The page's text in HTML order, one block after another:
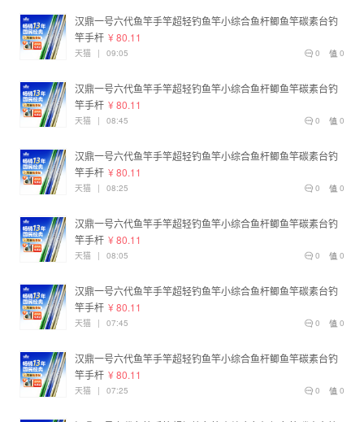
汉鼎一号六代鱼竿手竿超轻钓鱼竿小综合鱼杆鲫鱼竿碳素台钓
竿手杆 ¥ 80.11
0
0
天猫 | 09:05
汉鼎一号六代鱼竿手竿超轻钓鱼竿小综合鱼杆鲫鱼竿碳素台钓
竿手杆 ¥ 80.11
0
0
天猫 | 08:45
汉鼎一号六代鱼竿手竿超轻钓鱼竿小综合鱼杆鲫鱼竿碳素台钓
竿手杆 ¥ 80.11
0
0
天猫 | 08:25
汉鼎一号六代鱼竿手竿超轻钓鱼竿小综合鱼杆鲫鱼竿碳素台钓
竿手杆 ¥ 80.11
0
0
天猫 | 08:05
汉鼎一号六代鱼竿手竿超轻钓鱼竿小综合鱼杆鲫鱼竿碳素台钓
竿手杆 ¥ 80.11
0
0
天猫 | 07:45
汉鼎一号六代鱼竿手竿超轻钓鱼竿小综合鱼杆鲫鱼竿碳素台钓
竿手杆 ¥ 80.11
0
0
天猫 | 07:25